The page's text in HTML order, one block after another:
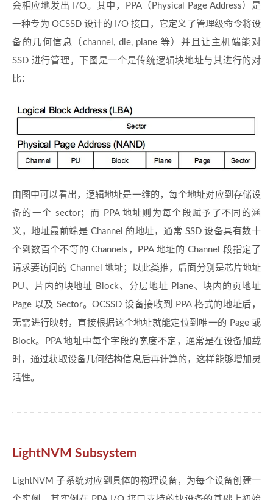
会相应地发出 I/O。其中，PPA（Physical Page Address）是
一种专为 OCSSD 设计的 I/O 接口，它定义了管理级命令将设
备的几何信息（channel, die, plane 等）并且让主机端能对
SSD 进行管理，下图是一个是传统逻辑块地址与其进行的对
比：
由图中可以看出，逻辑地址是一维的，每个地址对应到存储设
备的一个 sector；而 PPA 地址则为每个段赋予了不同的涵
义，地址最前端是 Channel 的地址，通常 SSD 设备具有数十
个到数百个不等的 Channels，PPA 地址的 Channel 段指定了
请求要访问的 Channel 地址；以此类推，后面分别是芯片地址
PU、片内的块地址 Block、分层地址 Plane、块内的页地址
Page 以及 Sector。OCSSD 设备接收到 PPA 格式的地址后，
无需进行映射，直接根据这个地址就能定位到唯一的 Page 或
Block。PPA 地址中每个字段的宽度不定，通常是在设备加载
时，通过获取设备几何结构信息后再计算的，这样能够增加灵
活性。
LightNVM Subsystem
LightNVM 子系统对应到具体的物理设备，为每个设备创建一